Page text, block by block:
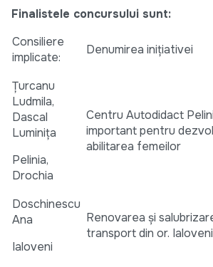
Finalistele concursului sunt:
Consiliere
implicate:
Denumirea inițiativei
Țurcanu
Ludmila,
Dascal
Luminița
Pelinia,
Drochia
Centru Autodidact
important pentru
abilitarea femeilor
Doschinescu
Ana
Ialoveni
Renovarea și
transport din or. Ialoveni